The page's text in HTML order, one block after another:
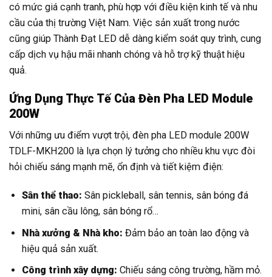
có mức giá cạnh tranh, phù hợp với điều kiện kinh tế và nhu
cầu của thị trường Việt Nam. Việc sản xuất trong nước
cũng giúp Thành Đạt LED dễ dàng kiểm soát quy trình, cung
cấp dịch vụ hậu mãi nhanh chóng và hỗ trợ kỹ thuật hiệu
quả.
Ứng Dụng Thực Tế Của Đèn Pha LED Module
200W
Với những ưu điểm vượt trội, đèn pha LED module 200W
TDLF-MKH200 là lựa chọn lý tưởng cho nhiều khu vực đòi
hỏi chiếu sáng mạnh mẽ, ổn định và tiết kiệm điện:
Sân thể thao: Sân pickleball, sân tennis, sân bóng đá
mini, sân cầu lông, sân bóng rổ…
Nhà xưởng & Nhà kho: Đảm bảo an toàn lao động và
hiệu quả sản xuất.
Công trình xây dựng: Chiếu sáng công trường, hầm mỏ.